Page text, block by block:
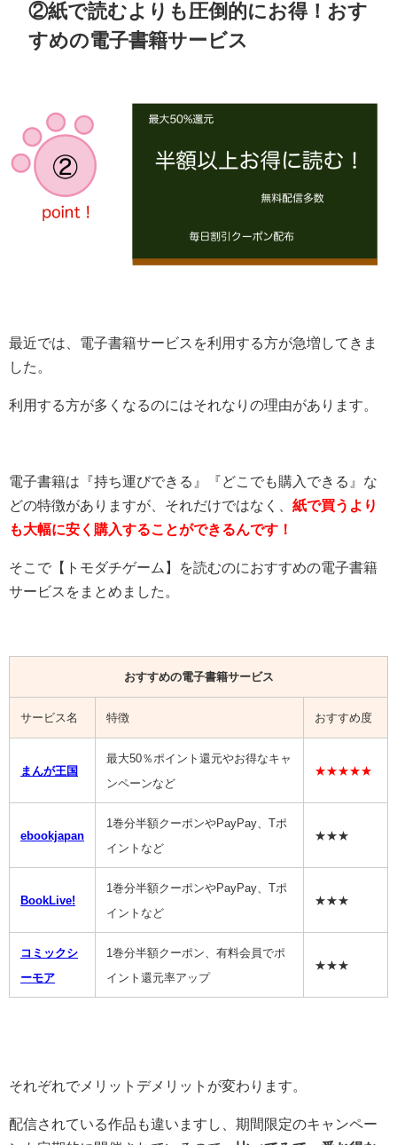
②紙で読むよりも圧倒的にお得！おす
すめの電子書籍サービス
最近では、電子書籍サービスを利用する方が急増してきま
した。
利用する方が多くなるのにはそれなりの理由があります。
電子書籍は『持ち運びできる』『どこでも購入できる』な
どの特徴がありますが、それだけではなく、 紙で買うより
も大幅に安く購入することができるんです！
そこで【 トモダチゲーム 】を読むのにおすすめの電子書籍
サービスをまとめました。
おすすめの電子書籍サービス
サービス名 特徴 おすすめ度
まんが王国
最大50％ポイント還元やお得なキャ
ンペーンなど
★★★★★
ebookjapan
1巻分半額クーポンやPayPay、Tポ
イントなど
★★★
BookLive!
1巻分半額クーポンやPayPay、Tポ
イントなど
★★★
コミックシ
ーモア
1巻分半額クーポン、有料会員でポ
イント還元率アップ
★★★
それぞれでメリットデメリットが変わります。
配信されている作品も違いますし、期間限定のキャンペー